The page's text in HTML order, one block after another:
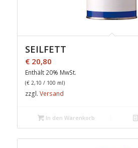
SEILFETT
€20,80
Enthält 20% MwSt.
(€2,10 / 100 ml)
zzgl. Versand
In den Warenkorb